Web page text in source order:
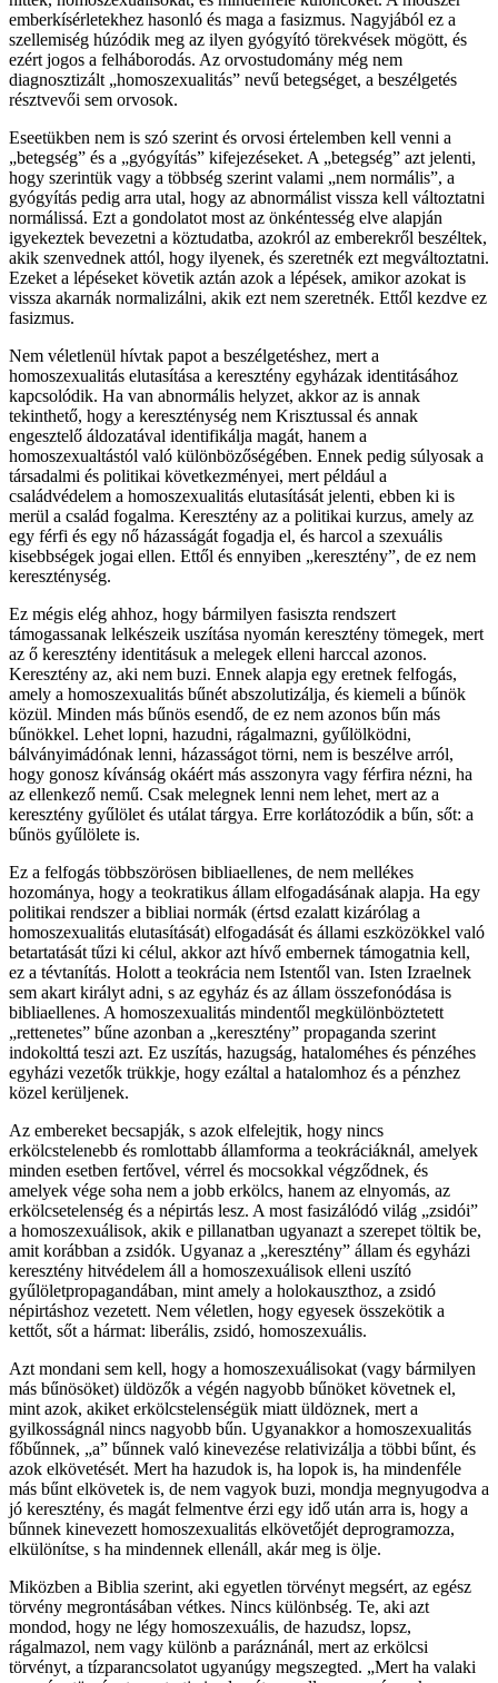
emberkísérletekhez hasonló és maga a fasizmus. Nagyjából ez a
szellemiség húzódik meg az ilyen gyógyító törekvések mögött, és
ezért jogos a felháborodás. Az orvostudomány még nem
diagnosztizált „homoszexualitás” nevű betegséget, a beszélgetés
résztvevői sem orvosok.
Eseetükben nem is szó szerint és orvosi értelemben kell venni a
„betegség” és a „gyógyítás” kifejezéseket. A „betegség” azt jelenti,
hogy szerintük vagy a többség szerint valami „nem normális”, a
gyógyítás pedig arra utal, hogy az abnormálist vissza kell változtatni
normálissá. Ezt a gondolatot most az önkéntesség elve alapján
igyekeztek bevezetni a köztudatba, azokról az emberekről beszéltek,
akik szenvednek attól, hogy ilyenek, és szeretnék ezt megváltoztatni.
Ezeket a lépéseket követik aztán azok a lépések, amikor azokat is
vissza akarnák normalizálni, akik ezt nem szeretnék. Ettől kezdve ez
fasizmus.
Nem véletlenül hívtak papot a beszélgetéshez, mert a
homoszexualitás elutasítása a keresztény egyházak identitásához
kapcsolódik. Ha van abnormális helyzet, akkor az is annak
tekinthető, hogy a kereszténység nem Krisztussal és annak
engesztelő áldozatával identifikálja magát, hanem a
homoszexualtástól való különbözőségében. Ennek pedig súlyosak a
társadalmi és politikai következményei, mert például a
családvédelem a homoszexualitás elutasítását jelenti, ebben ki is
merül a család fogalma. Keresztény az a politikai kurzus, amely az
egy férfi és egy nő házasságát fogadja el, és harcol a szexuális
kisebbségek jogai ellen. Ettől és ennyiben „keresztény”, de ez nem
kereszténység.
Ez mégis elég ahhoz, hogy bármilyen fasiszta rendszert
támogassanak lelkészeik uszítása nyomán keresztény tömegek, mert
az ő keresztény identitásuk a melegek elleni harccal azonos.
Keresztény az, aki nem buzi. Ennek alapja egy eretnek felfogás,
amely a homoszexualitás bűnét abszolutizálja, és kiemeli a bűnök
közül. Minden más bűnös esendő, de ez nem azonos bűn más
bűnökkel. Lehet lopni, hazudni, rágalmazni, gyűlölködni,
bálványimádónak lenni, házasságot törni, nem is beszélve arról,
hogy gonosz kívánság okáért más asszonyra vagy férfira nézni, ha
az ellenkező nemű. Csak melegnek lenni nem lehet, mert az a
keresztény gyűlölet és utálat tárgya. Erre korlátozódik a bűn, sőt: a
bűnös gyűlölete is.
Ez a felfogás többszörösen bibliaellenes, de nem mellékes
hozománya, hogy a teokratikus állam elfogadásának alapja. Ha egy
politikai rendszer a bibliai normák (értsd ezalatt kizárólag a
homoszexualitás elutasítását) elfogadását és állami eszközökkel való
betartatását tűzi ki célul, akkor azt hívő embernek támogatnia kell,
ez a tévtanítás. Holott a teokrácia nem Istentől van. Isten Izraelnek
sem akart királyt adni, s az egyház és az állam összefonódása is
bibliaellenes. A homoszexualitás mindentől megkülönböztetett
„rettenetes” bűne azonban a „keresztény” propaganda szerint
indokolttá teszi azt. Ez uszítás, hazugság, hataloméhes és pénzéhes
egyházi vezetők trükkje, hogy ezáltal a hatalomhoz és a pénzhez
közel kerüljenek.
Az embereket becsapják, s azok elfelejtik, hogy nincs
erkölcstelenebb és romlottabb államforma a teokráciáknál, amelyek
minden esetben fertővel, vérrel és mocsokkal végződnek, és
amelyek vége soha nem a jobb erkölcs, hanem az elnyomás, az
erkölcsetelenség és a népirtás lesz. A most fasizálódó világ „zsidói”
a homoszexuálisok, akik e pillanatban ugyanazt a szerepet töltik be,
amit korábban a zsidók. Ugyanaz a „keresztény” állam és egyházi
keresztény hitvédelem áll a homoszexuálisok elleni uszító
gyűlöletpropagandában, mint amely a holokauszthoz, a zsidó
népirtáshoz vezetett. Nem véletlen, hogy egyesek összekötik a
kettőt, sőt a hármat: liberális, zsidó, homoszexuális.
Azt mondani sem kell, hogy a homoszexuálisokat (vagy bármilyen
más bűnösöket) üldözők a végén nagyobb bűnöket követnek el,
mint azok, akiket erkölcstelenségük miatt üldöznek, mert a
gyilkosságnál nincs nagyobb bűn. Ugyanakkor a homoszexualitás
főbűnnek, „a” bűnnek való kinevezése relativizálja a többi bűnt, és
azok elkövetését. Mert ha hazudok is, ha lopok is, ha mindenféle
más bűnt elkövetek is, de nem vagyok buzi, mondja megnyugodva a
jó keresztény, és magát felmentve érzi egy idő után arra is, hogy a
bűnnek kinevezett homoszexualitás elkövetőjét deprogramozza,
elkülönítse, s ha mindennek ellenáll, akár meg is ölje.
Miközben a Biblia szerint, aki egyetlen törvényt megsért, az egész
törvény megrontásában vétkes. Nincs különbség. Te, aki azt
mondod, hogy ne légy homoszexuális, de hazudsz, lopsz,
rágalmazol, nem vagy különb a paráznánál, mert az erkölcsi
törvényt, a tízparancsolatot ugyanúgy megszegted. „Mert ha valaki